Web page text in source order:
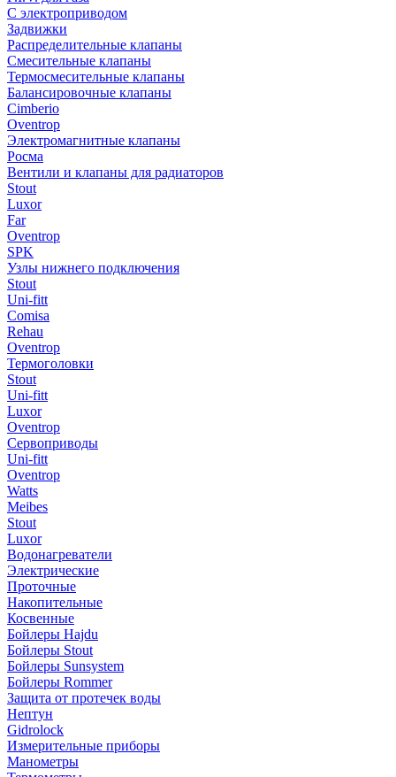
С электроприводом
Задвижки
Распределительные клапаны
Cмесительные клапаны
Термосмесительные клапаны
Балансировочные клапаны
Cimberio
Oventrop
Электромагнитные клапаны
Росма
Вентили и клапаны для радиаторов
Stout
Luxor
Far
Oventrop
SPK
Узлы нижнего подключения
Stout
Uni-fitt
Comisa
Rehau
Oventrop
Термоголовки
Stout
Uni-fitt
Luxor
Oventrop
Сервоприводы
Uni-fitt
Oventrop
Watts
Meibes
Stout
Luxor
Водонагреватели
Электрические
Проточные
Накопительные
Косвенные
Бойлеры Hajdu
Бойлеры Stout
Бойлеры Sunsystem
Бойлеры Rommer
Защита от протечек воды
Нептун
Gidrolock
Измерительные приборы
Манометры